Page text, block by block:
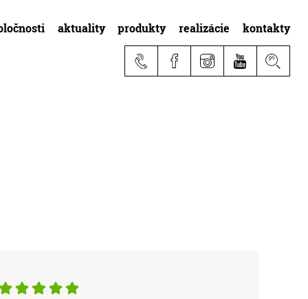
aktuality produkty realizácie kontakty